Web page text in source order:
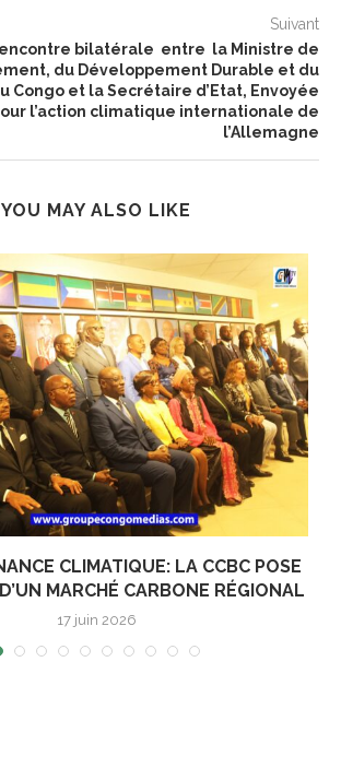
Suivant
bilatérale entre la Ministre de
du Développement Durable et du
Congo et la Secrétaire d’Etat, Envoyée
l’action climatique internationale de
l’Allemagne
YOU MAY ALSO LIKE
CLIMATIQUE: LA CCBC POSE
MARCHÉ CARBONE RÉGIONAL
17 juin 2026